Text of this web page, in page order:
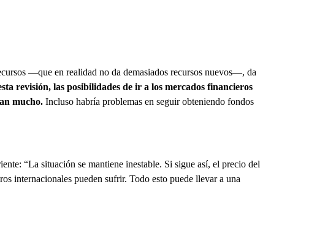
—que en realidad no da demasiados recursos nuevos—, da
revisión, las posibilidades de ir a los mercados financieros
mucho. Incluso habría problemas en seguir obteniendo fondos
“La situación se mantiene inestable. Si sigue así, el precio del
internacionales pueden sufrir. Todo esto puede llevar a una